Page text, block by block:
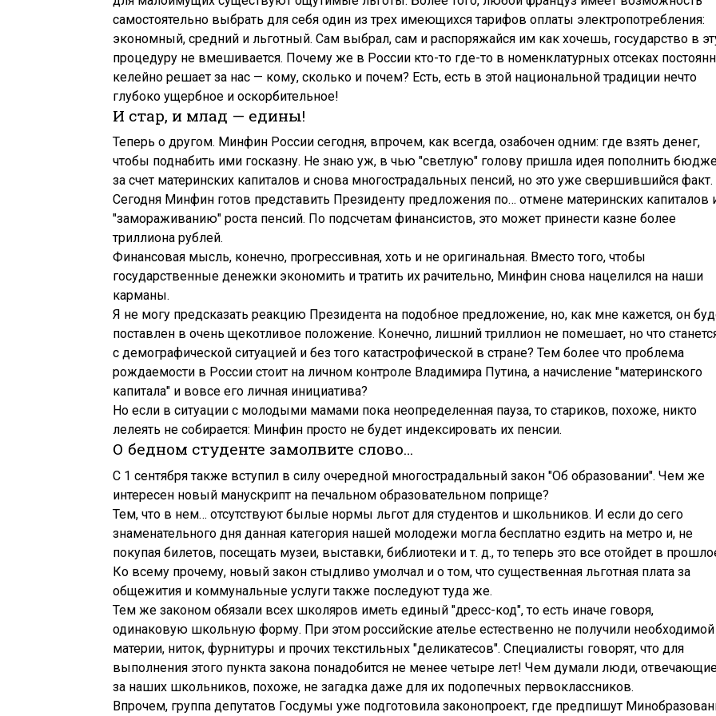
самостоятельно выбрать для себя один из трех имеющихся тарифов оплаты электропотребления:
экономный, средний и льготный. Сам выбрал, сам и распоряжайся им как хочешь, государство в
процедуру не вмешивается. Почему же в России кто-то где-то в номенклатурных отсеках
келейно решает за нас — кому, сколько и почем? Есть, есть в этой национальной традиции нечто
глубоко ущербное и оскорбительное!
И стар, и млад — едины!
Теперь о другом. Минфин России сегодня, впрочем, как всегда, озабочен одним: где взять денег,
чтобы поднабить ими госказну. Не знаю уж, в чью "светлую" голову пришла идея пополнить
за счет материнских капиталов и снова многострадальных пенсий, но это уже свершившийся факт.
Сегодня Минфин готов представить Президенту предложения по… отмене материнских капиталов
"замораживанию" роста пенсий. По подсчетам финансистов, это может принести казне более
триллиона рублей.
Финансовая мысль, конечно, прогрессивная, хоть и не оригинальная. Вместо того, чтобы
государственные денежки экономить и тратить их рачительно, Минфин снова нацелился на наши
карманы.
Я не могу предсказать реакцию Президента на подобное предложение, но, как мне кажется, он
поставлен в очень щекотливое положение. Конечно, лишний триллион не помешает, но что
с демографической ситуацией и без того катастрофической в стране? Тем более что проблема
рождаемости в России стоит на личном контроле Владимира Путина, а начисление "материнского
капитала" и вовсе его личная инициатива?
Но если в ситуации с молодыми мамами пока неопределенная пауза, то стариков, похоже, никто
лелеять не собирается: Минфин просто не будет индексировать их пенсии.
О бедном студенте замолвите слово…
С 1 сентября также вступил в силу очередной многострадальный закон "Об образовании". Чем же
интересен новый манускрипт на печальном образовательном поприще?
Тем, что в нем… отсутствуют былые нормы льгот для студентов и школьников. И если до сего
знаменательного дня данная категория нашей молодежи могла бесплатно ездить на метро и, не
покупая билетов, посещать музеи, выставки, библиотеки и т. д., то теперь это все отойдет в
Ко всему прочему, новый закон стыдливо умолчал и о том, что существенная льготная плата за
общежития и коммунальные услуги также последуют туда же.
Тем же законом обязали всех школяров иметь единый "дресс-код", то есть иначе говоря,
одинаковую школьную форму. При этом российские ателье естественно не получили необходимой
материи, ниток, фурнитуры и прочих текстильных "деликатесов". Специалисты говорят, что для
выполнения этого пункта закона понадобится не менее четыре лет! Чем думали люди,
за наших школьников, похоже, не загадка даже для их подопечных первоклассников.
Впрочем, группа депутатов Госдумы уже подготовила законопроект, где предпишут